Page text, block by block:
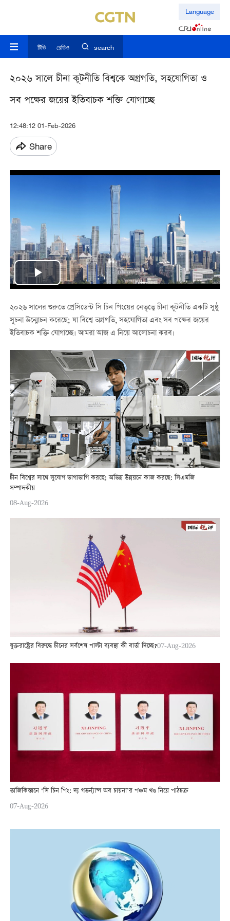
Language
টিভি রেডিও search
২০২৬ সালে চীনা কূটনীতি বিশ্বকে অগ্রগতি, সহযোগিতা ও
সব পক্ষের জয়ের ইতিবাচক শক্তি যোগাচ্ছে
12:48:12 01-Feb-2026
Share
Play
Video
২০২৬ সালের শুরুতে প্রেসিডেন্ট সি চিন পিংয়ের নেতৃত্বে চীনা কূটনীতি একটি সুষ্ঠু
সূচনা উন্মোচন করেছে; যা বিশ্বে অগ্রগতি, সহযোগিতা এবং সব পক্ষের জয়ের
ইতিবাচক শক্তি যোগাচ্ছে। আমরা আজ এ নিয়ে আলোচনা করব।
চীন বিশ্বের সাথে সুযোগ ভাগাভাগি করছে; অভিন্ন উন্নয়নে কাজ করছে: সিএমজি
সম্পাদকীয়
08-Aug-2026
যুক্তরাষ্ট্রের বিরুদ্ধে চীনের সর্বশেষ পাল্টা ব্যবস্থা কী বার্তা দিচ্ছে?07-Aug-2026
তাজিকিস্তানে ‘সি চিন পিং: দ্য গভর্ন্যান্স অব চায়না’র পঞ্চম খণ্ড নিয়ে পাঠচক্র
07-Aug-2026